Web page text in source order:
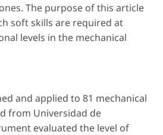
The purpose of this article
soft skills are required at
levels in the mechanical
and applied to 81 mechanical
from Universidad de
evaluated the level of